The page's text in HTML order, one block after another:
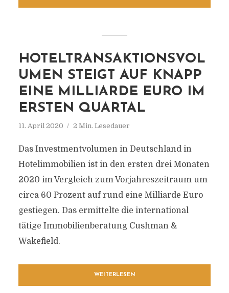
HOTELTRANSAKTIONSVOL
UMEN STEIGT AUF KNAPP
EINE MILLIARDE EURO IM
ERSTEN QUARTAL
11. April 2020 2 Min. Lesedauer
Das Investmentvolumen in Deutschland in
Hotelimmobilien ist in den ersten drei Monaten
2020 im Vergleich zum Vorjahreszeitraum um
circa 60 Prozent auf rund eine Milliarde Euro
gestiegen. Das ermittelte die international
tätige Immobilienberatung Cushman &
Wakefield.
WEITERLESEN